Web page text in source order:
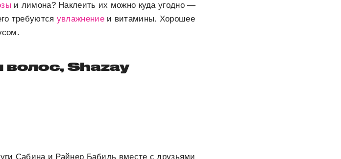
и лимона? Наклеить их можно куда угодно —
требуются увлажнениеи витамины. Хорошее
Shazay
Сабина и Райнер Бабиль вместе с друзьями